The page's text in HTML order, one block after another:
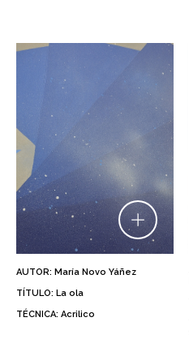
AUTOR: María Novo Yáñez
TÍTULO: La ola
TÉCNICA: Acrilico